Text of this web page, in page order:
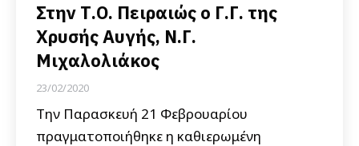
Στην Τ.Ο. Πειραιώς ο Γ.Γ. της
Χρυσής Αυγής, Ν.Γ.
Μιχαλολιάκος
23/02/2020
Την Παρασκευή 21 Φεβρουαρίου
πραγματοποιήθηκε η καθιερωμένη